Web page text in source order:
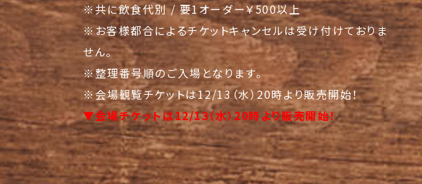
※共に飲食代別 / 要1オーダー￥500以上
※お客様都合によるチケットキャンセルは受け付けておりま
せん。
※整理番号順のご入場となります。
※会場観覧チケットは12/13（水）20時より販売開始！
▼会場チケットは12/13（水）20時より販売開始！